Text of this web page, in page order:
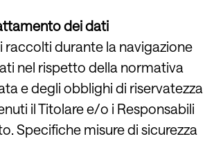
dei dati
raccolti durante la navigazione
nel rispetto della normativa
e degli obblighi di riservatezza
il Titolare e/o i Responsabili
Specifiche misure di sicurezza